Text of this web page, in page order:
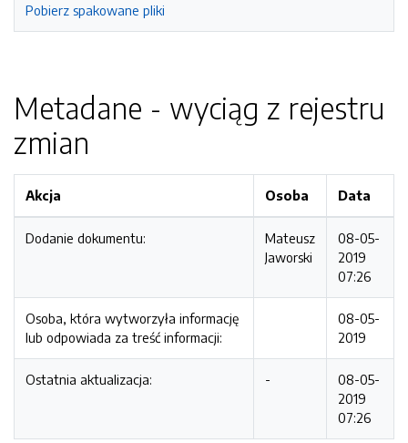
Pobierz spakowane pliki
Metadane - wyciąg z rejestru
zmian
Akcja Osoba Data
Dodanie dokumentu:
Mateusz
Jaworski
08-05-
2019
07:26
Osoba, która wytworzyła informację
lub odpowiada za treść informacji:
08-05-
2019
Ostatnia aktualizacja: -
08-05-
2019
07:26